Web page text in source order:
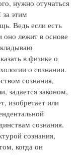
нужно отучаться
этим
Ведь если есть
оно лежит в основе
в физике о
о сознании.
сознания,
задается законом,
изобретает или
сознания.
сознания,
когда он